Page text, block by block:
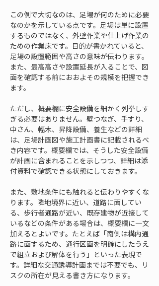
この例で大切なのは、足場が何のために必要
なのかを示している点です。足場は単に設置
するものではなく、外壁作業や仕上げ作業の
ための作業床です。目的が書かれていると、
足場の設置範囲や高さの意味が伝わります。
また、最高高さや設置延長が入ることで、図
面を確認する前におおよその規模を把握でき
ます。
ただし、概要欄に安全設備を細かく列挙しす
ぎる必要はありません。壁つなぎ、手すり、
中さん、幅木、昇降設備、養生などの詳細
は、足場計画図や施工計画書に記載されるべ
き内容です。概要欄では、そうした安全設備
が計画に含まれることを示しつつ、詳細は添
付資料で確認できる状態にしておきます。
また、敷地条件にも触れると伝わりやすくな
ります。隣地境界に近い、道路に面してい
る、歩行者通路が近い、既存建物が近接して
いるなどの条件がある場合は、概要欄に一文
加えるとよいです。たとえば「南側は構内通
路に面するため、通行区画を明確にしたうえ
で組立および解体を行う」といった表現で
す。詳細な交通誘導計画までは不要でも、リ
スクの所在が見える書き方になります。